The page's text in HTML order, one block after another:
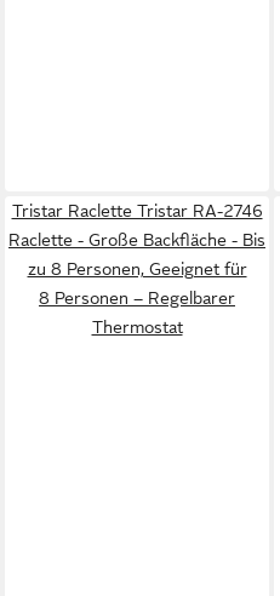
Tristar Raclette Tristar RA-2746
Raclette - Große Backfläche - Bis
zu 8 Personen, Geeignet für
8 Personen – Regelbarer
Thermostat